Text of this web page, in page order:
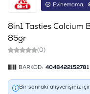
Evinemama,
8in1 Tasties Calcium
85gr
(0)
BARKOD: 4048422152781
Bir sonraki alışverişiniz